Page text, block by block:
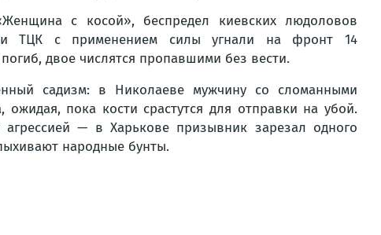
с косой», беспредел киевских людоловов
ТЦК с применением силы угнали на фронт 14
двое числятся пропавшими без вести.
садизм: в Николаеве мужчину со сломанными
пока кости срастутся для отправки на убой.
агрессией — в Харькове призывник зарезал одного
народные бунты.